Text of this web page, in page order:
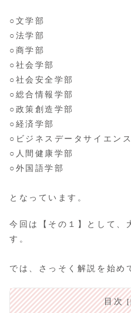
○文学部
○法学部
○商学部
○社会学部
○社会安全学部
○総合情報学部
○政策創造学部
○経済学部
○ビジネスデータサイエン
○人間健康学部
○外国語学部
となっています。
今回は【その１】として
す。
では、さっそく解説を始め
目次